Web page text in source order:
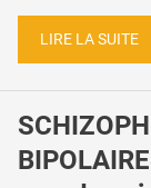
LIRE LA SUITE